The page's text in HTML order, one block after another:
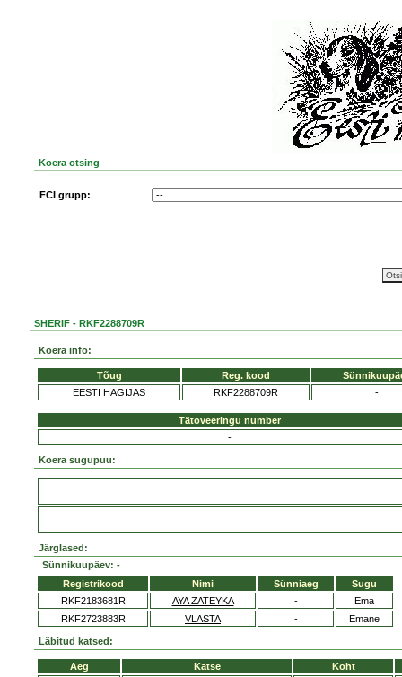
Koera otsing
FCI grupp:
SHERIF - RKF2288709R
Koera info:
Tõug Reg. kood
EESTI HAGIJAS
RKF2288709R -
Tätoveeringu number
-
Koera sugupuu:
Järglased:
Sünnikuupäev: -
Registrikood
Nimi Sünniaeg
Sugu
RKF2183681R
AYA ZATEYKA -
Ema
RKF2723883R
VLASTA - Emane
Läbitud katsed:
Aeg Katse
Koht